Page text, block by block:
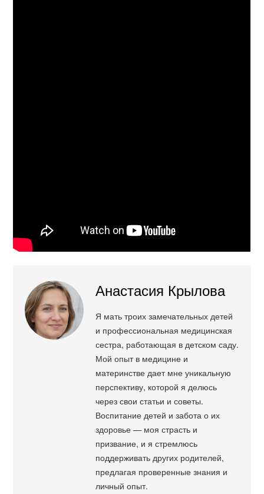
Анастасия Крылова
Я мать троих замечательных детей
и профессиональная медицинская
сестра, работающая в детском саду.
Мой опыт в медицине и
материнстве дает мне уникальную
перспективу, которой я делюсь
через свои статьи и советы.
Воспитание детей и забота о их
здоровье — моя страсть и
призвание, и я стремлюсь
поддерживать других родителей,
предлагая проверенные знания и
личный опыт.